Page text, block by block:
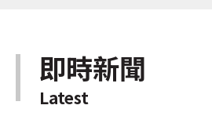
即時新聞
Latest